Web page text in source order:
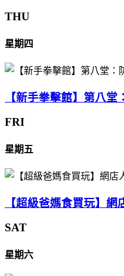
THU
星期四
【新手拳擊館】第八
FRI
星期五
【超級爸媽食買玩】
SAT
星期六